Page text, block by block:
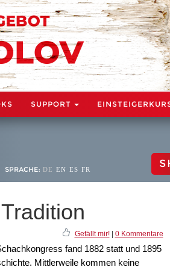
SUPPORT
SPRACHE: DE EN ES FR
Gefällt mir!| 0 Kommentare
fand 1882 statt und 1895
Mittlerweile kommen keine